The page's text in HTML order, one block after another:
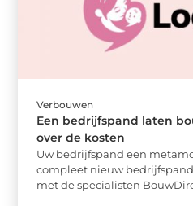
Verbouwen
Een bedrijfspand laten
over de kosten
Uw bedrijfspand een
compleet nieuw
met de specialisten